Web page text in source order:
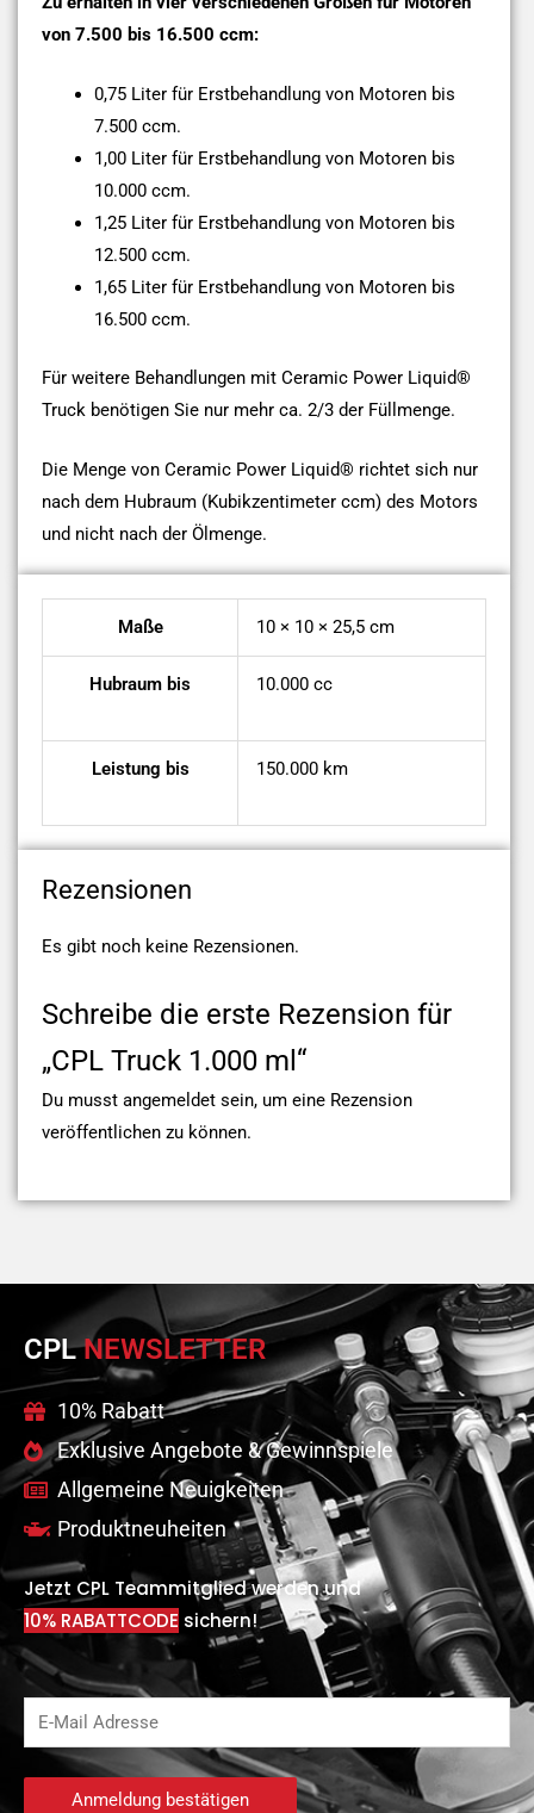
von 7.500 bis 16.500 ccm:
0,75 Liter für Erstbehandlung von Motoren bis
7.500 ccm.
1,00 Liter für Erstbehandlung von Motoren bis
10.000 ccm.
1,25 Liter für Erstbehandlung von Motoren bis
12.500 ccm.
1,65 Liter für Erstbehandlung von Motoren bis
16.500 ccm.
Für weitere Behandlungen mit Ceramic Power Liquid®
Truck benötigen Sie nur mehr ca. 2/3 der Füllmenge.
Die Menge von Ceramic Power Liquid® richtet sich nur
nach dem Hubraum (Kubikzentimeter ccm) des Motors
und nicht nach der Ölmenge.
Maße 10 × 10 × 25,5 cm
Hubraum bis 10.000 cc
Leistung bis 150.000 km
Rezensionen
Es gibt noch keine Rezensionen.
Schreibe die erste Rezension für
„CPL Truck 1.000 ml“
Du musst angemeldet sein, um eine Rezension
veröffentlichen zu können.
CPLNEWSLETTER
10% Rabatt
Exklusive Angebote & Gewinnspiele
Allgemeine Neuigkeiten
Produktneuheiten
Jetzt CPL Teammitglied werden und
10% RABATTCODE sichern!